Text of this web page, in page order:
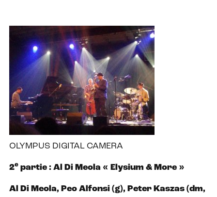
OLYMPUS DIGITAL CAMERA
2e partie : Al Di Meola « Elysium & More »
Al Di Meola, Peo Alfonsi (g), Peter Kaszas (dm,